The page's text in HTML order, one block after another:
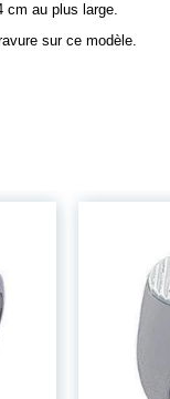
cm au plus large.
sur ce modèle.